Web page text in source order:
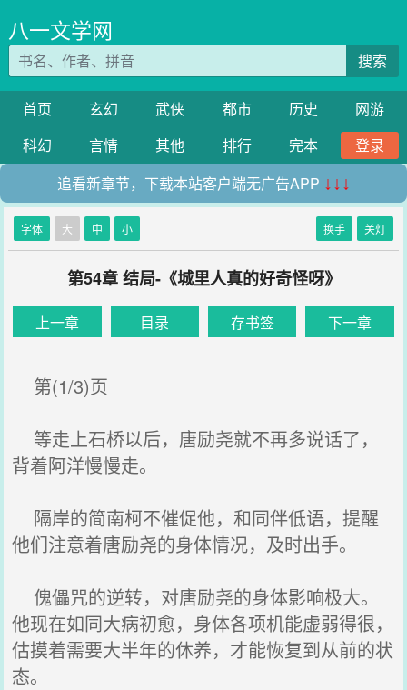
八一文学网
搜索
首页 玄幻 武侠 都市 历史
网游
科幻
言情 其他 排行 完本
登录
追看新章节，下载本站客户端无广告APP ↓↓↓
字体 大 中 小 换手 关灯
第54章 结局-《城里人真的好奇怪呀》
上一章 目录 存书签 下一章
第(1/3)页
等走上石桥以后，唐励尧就不再多说话了，
背着阿洋慢慢走。
隔岸的简南柯不催促他，和同伴低语，提醒
他们注意着唐励尧的身体情况，及时出手。
傀儡咒的逆转，对唐励尧的身体影响极大。
他现在如同大病初愈，身体各项机能虚弱得很，
估摸着需要大半年的休养，才能恢复到从前的状
态。